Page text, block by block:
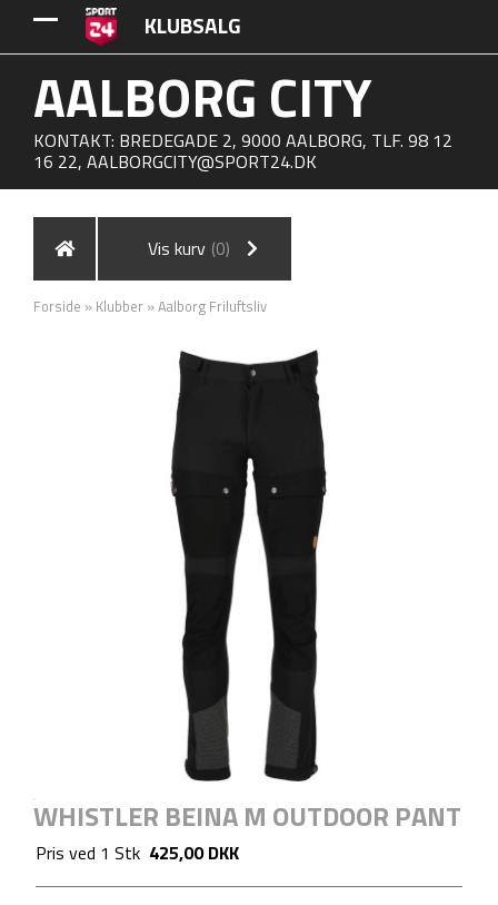
KLUBSALG
AALBORG CITY
KONTAKT: BREDEGADE 2, 9000 AALBORG, TLF. 98 12
16 22, AALBORGCITY@SPORT24.DK
Vis kurv (0)
Forside » Klubber »Aalborg Friluftsliv
WHISTLER BEINA M OUTDOOR PANT
Pris ved 1 Stk 425,00 DKK